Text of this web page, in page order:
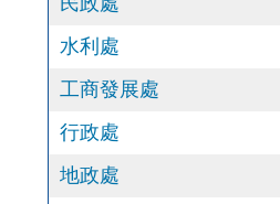
水利處
工商發展處
行政處
地政處